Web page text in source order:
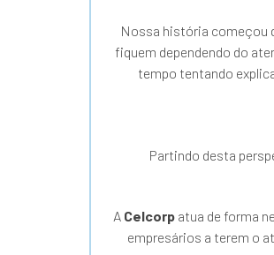
Nossa história começou
fiquem dependendo do
tempo tentando
Partindo desta
A Celcorp atua de forma
empresários a terem o